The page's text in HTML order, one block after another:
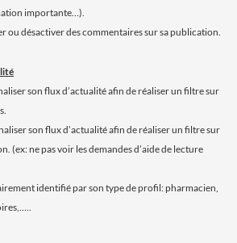
importante…).
ou désactiver des commentaires sur sa publication.
son flux d’actualité afin de réaliser un filtre sur
son flux d’actualité afin de réaliser un filtre sur
(ex: ne pas voir les demandes d’aide de lecture
identifié par son type de profil: pharmacien,